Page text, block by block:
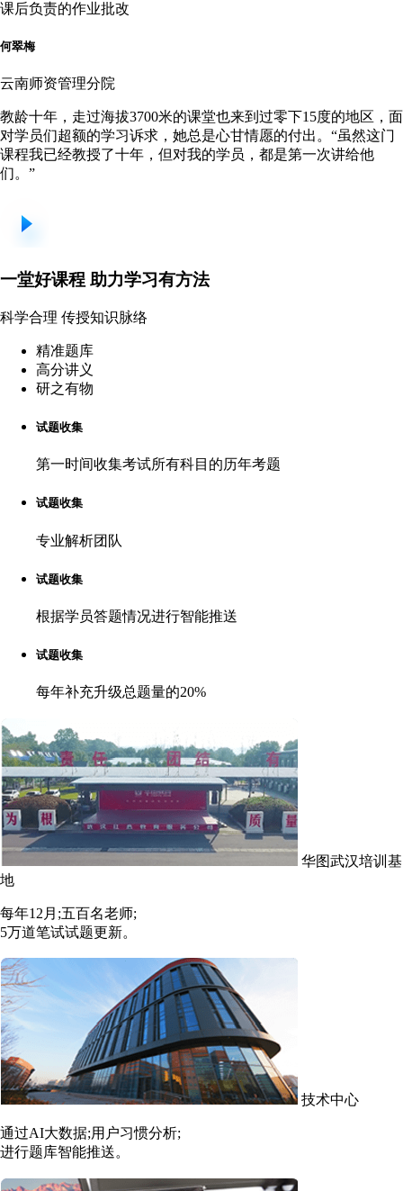
课后负责的作业批改
何翠梅
云南师资管理分院
教龄十年，走过海拔3700米的课堂也来到过零下15度的地区，面
对学员们超额的学习诉求，她总是心甘情愿的付出。“虽然这门
课程我已经教授了十年，但对我的学员，都是第一次讲给他
们。”
一堂好课程 助力学习有方法
科学合理 传授知识脉络
精准题库
高分讲义
研之有物
试题收集
第一时间收集考试所有科目的历年考题
试题收集
专业解析团队
试题收集
根据学员答题情况进行智能推送
试题收集
每年补充升级总题量的20%
华图武汉培训基
地
每年12月;五百名老师;
5万道笔试试题更新。
技术中心
通过AI大数据;用户习惯分析;
进行题库智能推送。